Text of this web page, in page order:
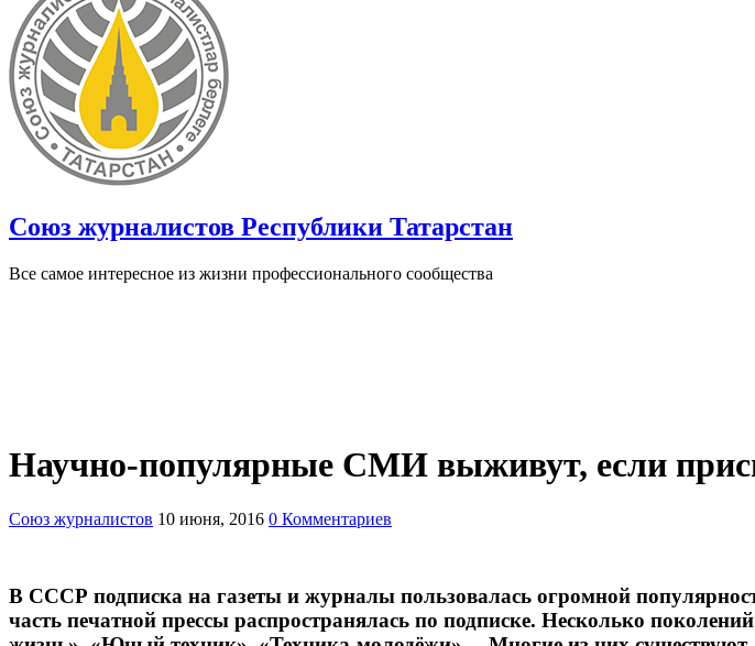
Союз журналистов Республики Татарстан
Все самое интересное из жизни профессионального сообщества
Научно-популярные СМИ выживут, если
Союз журналистов 10 июня, 2016 0 Комментариев
В СССР подписка на газеты и журналы пользовалась огромной
часть печатной прессы распространялась по подписке. Несколько